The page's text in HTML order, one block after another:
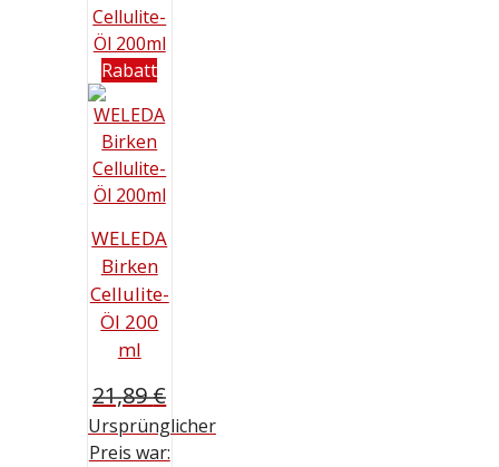
Rabatt
WELEDA
Birken
Cellulite-
Öl 200
ml
21,89€
Ursprünglicher
Preis war: